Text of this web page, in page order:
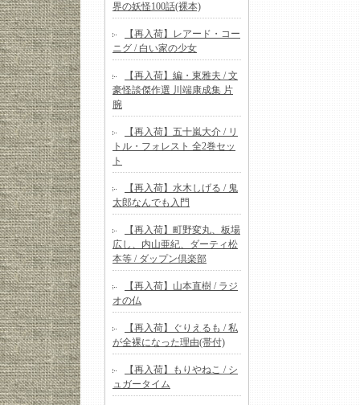
界の妖怪100話(裸本)
【再入荷】レアード・コー
ニグ / 白い家の少女
【再入荷】編・東雅夫 / 文
豪怪談傑作選 川端康成集 片
腕
【再入荷】五十嵐大介 / リ
トル・フォレスト 全2巻セッ
ト
【再入荷】水木しげる / 鬼
太郎なんでも入門
【再入荷】町野変丸、板場
広し、内山亜紀、ダーティ松
本等 / ダップン倶楽部
【再入荷】山本直樹 / ラジ
オの仏
【再入荷】ぐりえるも / 私
が全裸になった理由(帯付)
【再入荷】もりやねこ / シ
ュガータイム